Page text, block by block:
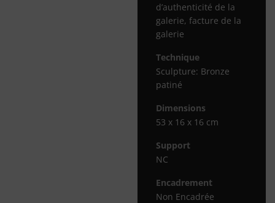
d’authenticité de la
galerie, facture de la
galerie
Technique
Sculpture: Bronze
patiné
Dimensions
53 x 16 x 16 cm
Support
NC
Encadrement
Non Encadrée